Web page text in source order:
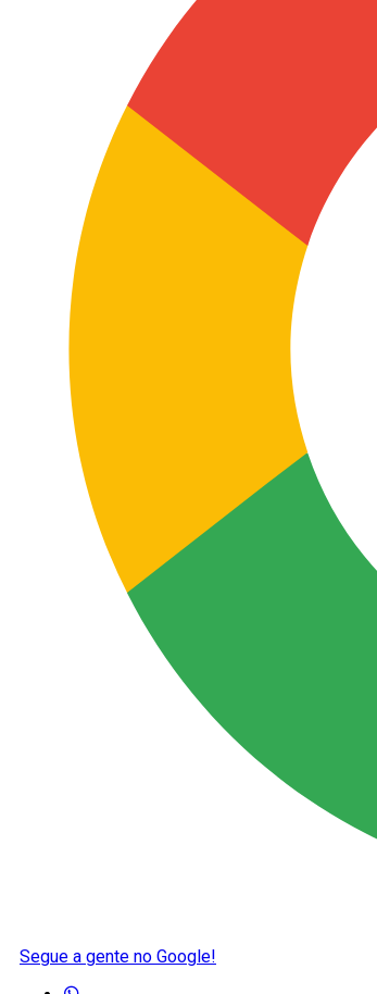
Segue a gente no Google!